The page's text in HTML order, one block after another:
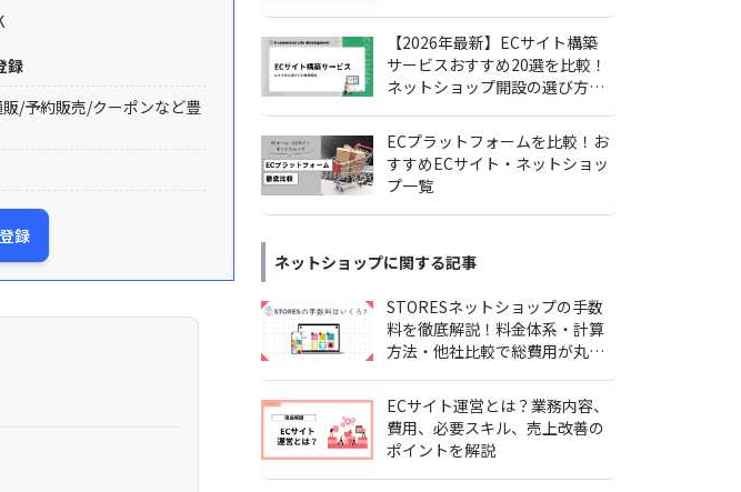
録
/予約販売/クーポンなど豊
録
【2026年最新】ECサイト構築
サービスおすすめ20選を比較！
ネットショップ開設の選び方も
ECプラットフォームを比較！お
すすめECサイト・ネットショッ
プ一覧
ネットショップに関する記事
STORESネットショップの手数
料を徹底解説！料金体系・計算
方法・他社比較で総費用が丸わ
ECサイト運営とは？業務内容、
費用、必要スキル、売上改善の
ポイントを解説